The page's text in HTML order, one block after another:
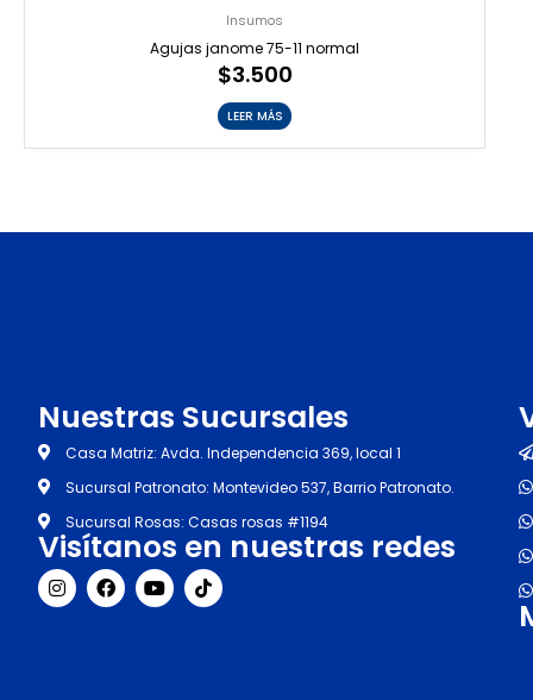
Insumos
Agujas janome 75-11 normal
$3.500
LEER MÁS
Nuestras Sucursales
Casa Matriz: Avda. Independencia 369, local 1
Sucursal Patronato: Montevideo 537, Barrio Patronato.
Sucursal Rosas: Casas rosas #1194
Visítanos en nuestras redes
I
n
s
F
a
c
Y
o
u
T
i
k